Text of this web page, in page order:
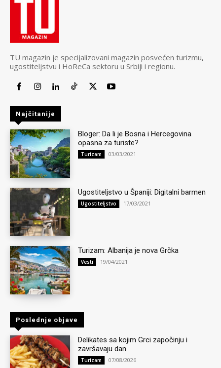
TU magazin je specijalizovani magazin posvećen turizmu,
ugostiteljstvu i HoReCa sektoru u Srbiji i regionu.
Najčitanije
Bloger: Da li je Bosna i Hercegovina
opasna za turiste?
Turizam 03/03/2021
Ugostiteljstvo u Španiji: Digitalni barmen
Ugostiteljstvo 17/03/2021
Turizam: Albanija je nova Grčka
Vesti 19/04/2021
Poslednje objave
Delikates sa kojim Grci započinju i
završavaju dan
Turizam 07/08/2026